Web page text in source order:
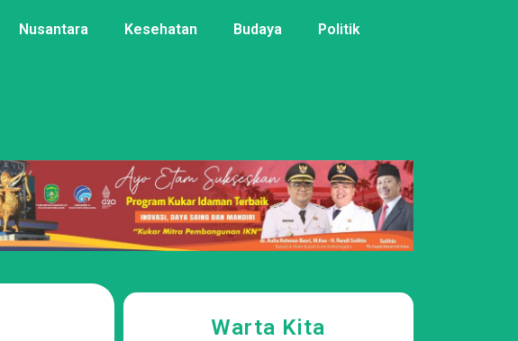
Nusantara Kesehatan Budaya Politik
Warta Kita